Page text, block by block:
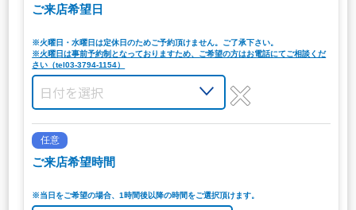
ご来店希望日
※火曜日・水曜日は定休日のためご予約頂けません。ご了承下さい。
※火曜日は事前予約制となっておりますため、ご希望の方はお電話にてご相談くだ
さい（tel03-3794-1154）
任意
ご来店希望時間
※当日をご希望の場合、1時間後以降の時間をご選択頂けます。